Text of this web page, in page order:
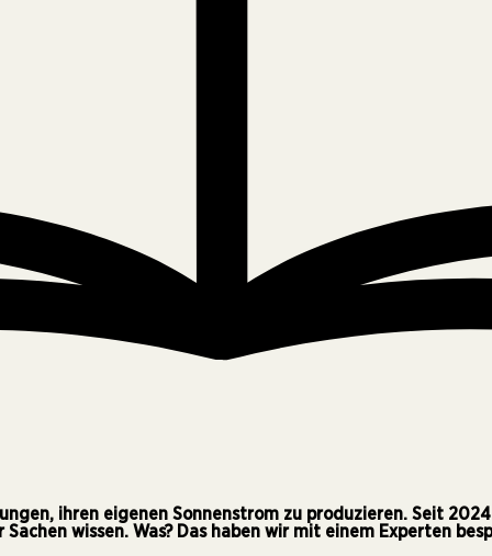
ihren eigenen Sonnenstrom zu produzieren. Seit
wissen. Was? Das haben wir mit einem Experten